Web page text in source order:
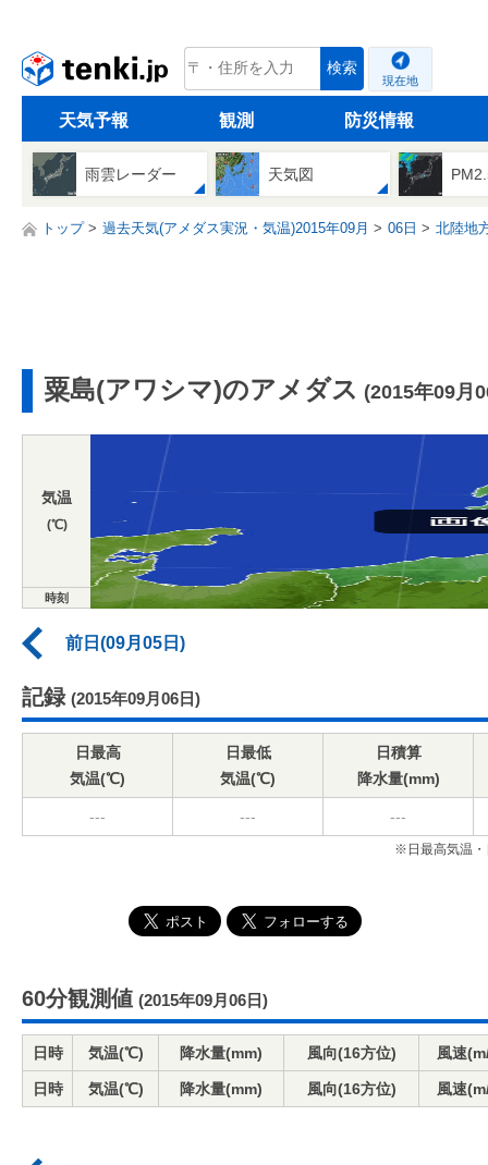
tenki.jp 検索
現在地
天気予報 観測 防災情報
雨雲レーダー 天気図
トップ 過去天気(アメダス実況・気温)2015年09月 06日 北陸地
粟島(アワシマ)のアメダス (2015年09月
気温
(℃)
時刻
前日(09月05日)
記録 (2015年09月06日)
日最高
気温(℃)
日最低
気温(℃)
日積算
降水量(mm)
--- --- ---
※日最高気温・
60分観測値 (2015年09月06日)
日時 気温(℃) 降水量(mm) 風向(16方位) 風速
日時 気温(℃) 降水量(mm) 風向(16方位) 風速